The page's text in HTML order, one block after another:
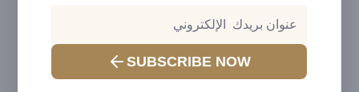
SUBSCRIBE NOW